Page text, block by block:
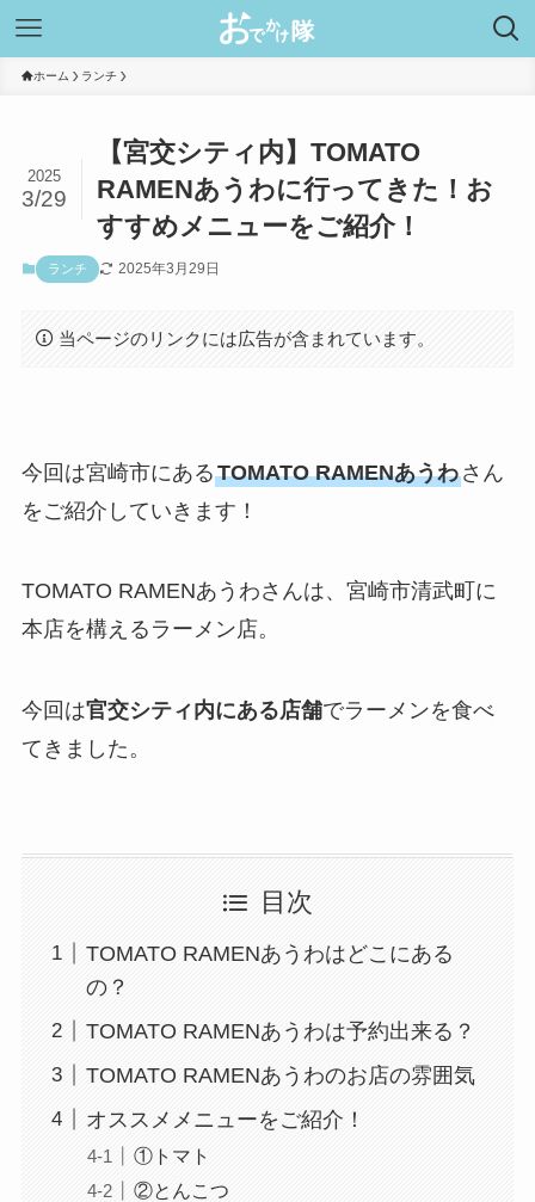
ホーム ランチ
【宮交シティ内】TOMATO
RAMENあうわに行ってきた！お
すすめメニューをご紹介！
2025
3/29
ランチ 2025年3月29日
当ページのリンクには広告が含まれています。
今回は宮崎市にあるTOMATO RAMENあうわさん
をご紹介していきます！
TOMATO RAMENあうわさんは、宮崎市清武町に
本店を構えるラーメン店。
今回は官交シティ内にある店舗でラーメンを食べ
てきました。
目次
TOMATO RAMENあうわはどこにある
の？
TOMATO RAMENあうわは予約出来る？
TOMATO RAMENあうわのお店の雰囲気
オススメメニューをご紹介！
①トマト
②とんこつ